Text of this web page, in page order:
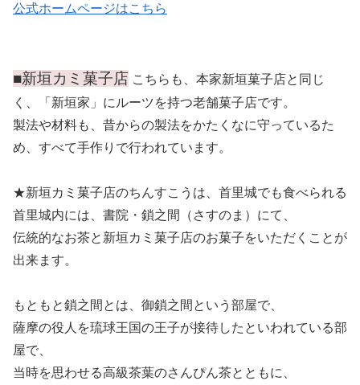
公式ホームページはこちら
■新垣カミ菓子店 こちらも、本家新垣菓子店と同じ
く、「新垣家」にルーツを持つ老舗菓子店です。
製法や材料も、昔からの製法をかたくなに守っているた
め、すべて手作りで行われています。
★新垣カミ菓子店のちんすこうは、首里城でも食べられる
首里城内には、書院・鎖之間（さすのま）にて、
伝統的なお茶と新垣カミ菓子店のお菓子をいただくことが
出来ます。
もともと鎖之間とは、御鎖之間という部屋で、
薩摩の役人を琉球王国の王子が接待したといわれている部
屋で、
当時を思わせる高級茶葉のさんぴん茶とともに、